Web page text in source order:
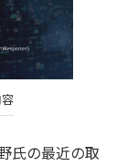
氏の最近の取